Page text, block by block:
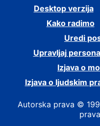
Desktop verzija
Kako radimo
Uredi
Upravljaj
Izjava o
Izjava o ljudskim
Autorska prava ©